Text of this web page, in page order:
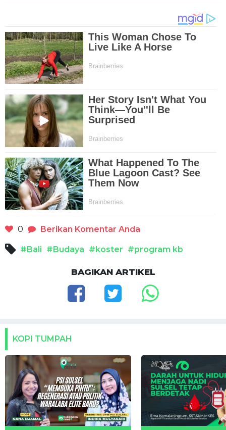
0 Berikan Komentar Anda
#Bali #Budaya #koster #program kb
BAGIKAN ARTIKEL
KOPI TUMPAH